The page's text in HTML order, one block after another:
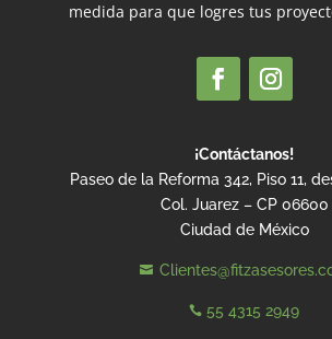
medida para que logres tus
¡Contáctanos!
Paseo de la Reforma 342, Piso 11,
Col. Juarez – CP 06600
Ciudad de México

 55 4315 2949